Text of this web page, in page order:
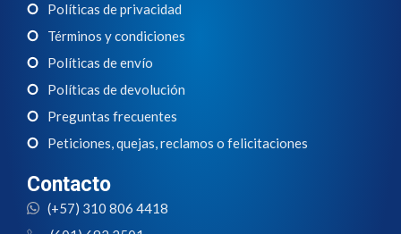
Políticas de privacidad
Términos y condiciones
Políticas de envío
Políticas de devolución
Preguntas frecuentes
Peticiones, quejas, reclamos o felicitaciones
Contacto
(+57) 310 806 4418